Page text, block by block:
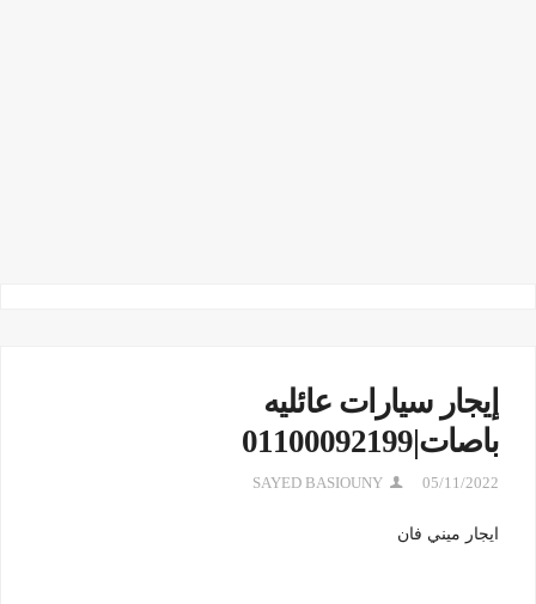
إيجار سيارات عائليه
باصات|01100092199
05/11/2022
SAYED BASIOUNY
ايجار ميني فان